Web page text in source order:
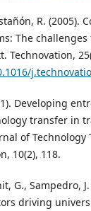
R. (2005).
The
Technovation,
Developing
transfer in
of Technology
10(2), 118.
G., Sampedro,
driving